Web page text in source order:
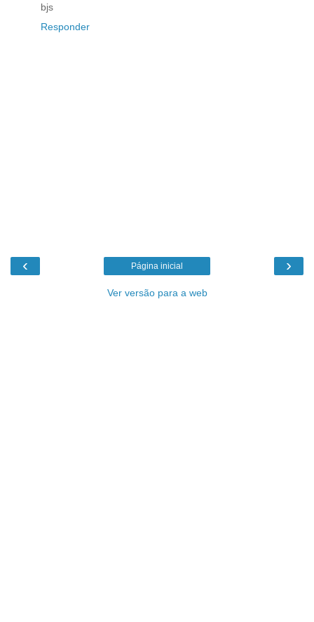
bjs
Responder
‹ ›
Página inicial
Ver versão para a web